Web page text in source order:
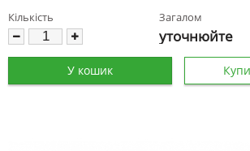
Кількість Загалом
уточнюйте
У кошик